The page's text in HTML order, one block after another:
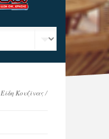
Είδη Κουζίνας/